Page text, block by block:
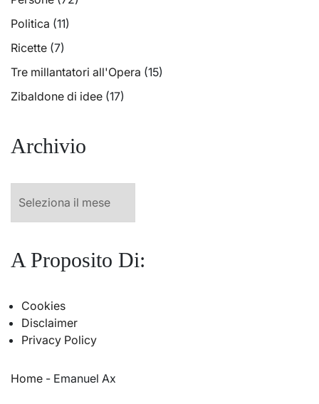
Politica (11)
Ricette (7)
Tre millantatori all'Opera (15)
Zibaldone di idee (17)
Archivio
A Proposito Di:
Cookies
Disclaimer
Privacy Policy
Home - Emanuel Ax